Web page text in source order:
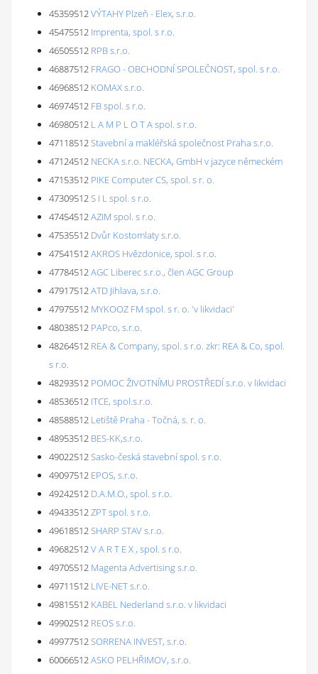
45359512VÝTAHY Plzeň - Elex, s.r.o.
45475512 Imprenta, spol. s r.o.
46505512 RPB s.r.o.
46887512 FRAGO - OBCHODNÍ SPOLEČNOST, spol. s r.o.
46968512 KOMAX s.r.o.
46974512 FB spol. s r.o.
46980512 L A M P L O T A spol. s r.o.
47118512Stavební a makléřská společnost Praha s.r.o.
47124512 NECKA s.r.o. NECKA, GmbH v jazyce německém
47153512 PIKE Computer CS, spol. s r. o.
47309512S I L spol. s r.o.
47454512AZIM spol. s r.o.
47535512 Dvůr Kostomlaty s.r.o.
47541512AKROS Hvězdonice, spol. s r.o.
47784512AGC Liberec s.r.o., člen AGC Group
47917512ATD Jihlava, s.r.o.
47975512 MYKOOZ FM spol. s r. o. 'v likvidaci'
48038512 PAPco, s.r.o.
48264512 REA & Company, spol. s r.o. zkr: REA & Co, spol.
s r.o.
48293512 POMOC ŽIVOTNÍMU PROSTŘEDÍ s.r.o. v likvidaci
48536512 ITCE, spol.s.r.o.
48588512 Letiště Praha - Točná, s. r. o.
48953512 BES-KK,s.r.o.
49022512Sasko-česká stavební spol. s r.o.
49097512 EPOS, s.r.o.
49242512 D.A.M.O., spol. s r.o.
49433512ZPT spol. s r.o.
49618512SHARP STAV s.r.o.
49682512V A R T E X , spol. s r.o.
49705512 Magenta Advertising s.r.o.
49711512 LIVE-NET s.r.o.
49815512 KABEL Nederland s.r.o. v likvidaci
49902512 REOS s.r.o.
49977512SORRENA INVEST, s.r.o.
60066512ASKO PELHŘIMOV, s.r.o.